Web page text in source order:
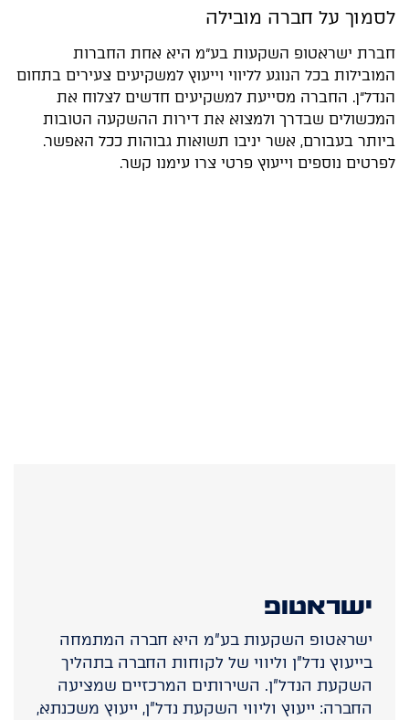
לסמוך על חברה מובילה
חברת ישראטופ השקעות בע"מ היא אחת החברות
המובילות בכל הנוגע לליווי וייעוץ למשקיעים צעירים בתחום
הנדל"ן. החברה מסייעת למשקיעים חדשים לצלוח את
המכשולים שבדרך ולמצוא את דירות ההשקעה הטובות
ביותר בעבורם, אשר יניבו תשואות גבוהות ככל האפשר.
לפרטים נוספים וייעוץ פרטי צרו עימנו קשר.
ישראטופ
ישראטופ השקעות בע"מ היא חברה המתמחה
בייעוץ נדל"ן וליווי של לקוחות החברה בתהליך
השקעת הנדל"ן. השירותים המרכזיים שמציעה
החברה: ייעוץ וליווי השקעת נדל"ן, ייעוץ משכנתא,